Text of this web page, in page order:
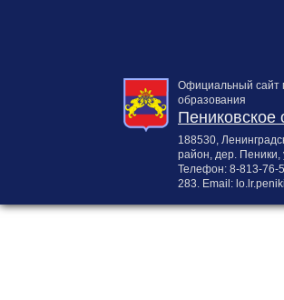
Официальный сайт
образования
Пениковское
188530,
район, дер. Пеники,
Телефон: 8-813-76-
283. Email: